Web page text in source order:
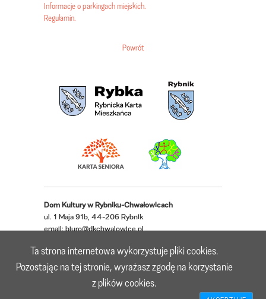
Informacje o parkingach miejskich.
Regulamin.
Powrót
Dom Kultury w Rybniku-Chwałowicach
ul. 1 Maja 91b, 44-206 Rybnik
email:biuro@dkchwalowice.pl
Ta strona internetowa wykorzystuje pliki cookies.
Pozostając na tej stronie, wyrażasz zgodę na korzystanie
z plików cookies.